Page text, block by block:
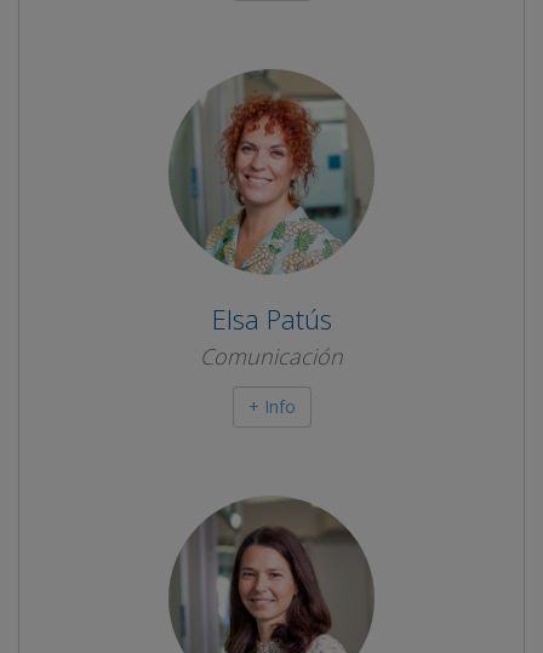
Elsa Patús
Comunicación
+ Info